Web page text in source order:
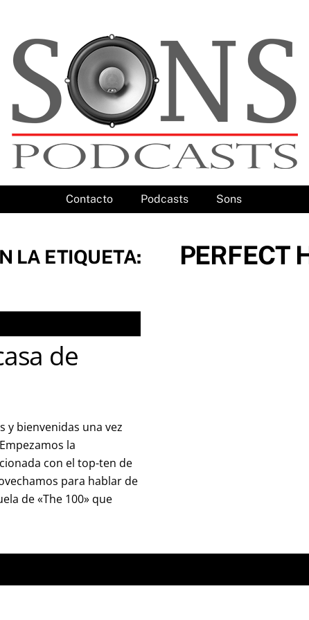
Contacto Podcasts Sons
LA ETIQUETA: PERFECT
de
y bienvenidas una vez
la
con el top-ten de
para hablar de
de «The 100» que